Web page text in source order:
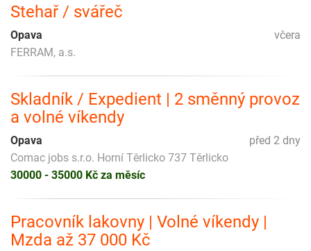
Stehař / svářeč
včera
Opava
FERRAM, a.s.
Skladník / Expedient | 2 směnný provoz
a volné víkendy
před 2 dny
Opava
Comac jobs s.r.o. Horní Těrlicko 737 Těrlicko
30000 - 35000 Kč za měsíc
Pracovník lakovny | Volné víkendy |
Mzda až 37 000 Kč